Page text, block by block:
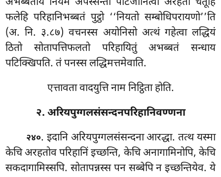
फलेहि परिहानिभब्बतं पुट्ठो ‘‘नियतो सम्बोधिपरायणो’’ति
(अ. नि. ३.८७) वचनस्स अयोनिसो अत्थं गहेत्वा लद्धियं
ठितो सोतापत्तिफलतो परिहायितुं अभब्बतं सन्धाय
पटिक्खिपति. तं पनस्स लद्धिमत्तमेवाति.
एत्तावता वादयुत्ति नाम निट्ठिता होति.
२. अरियपुग्गलसंसन्दनपरिहानिवण्णना
२४०. इदानि अरियपुग्गलसंसन्दना आरद्धा. तत्थ यस्मा
केचि अरहतोव परिहानिं इच्छन्ति, केचि अनागामिनोपि, केचि
सकदागामिस्सपि. सोतापन्नस्स पन सब्बेपि न इच्छन्तियेव. ये